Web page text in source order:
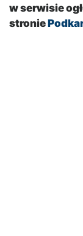
w serwisie
stronie